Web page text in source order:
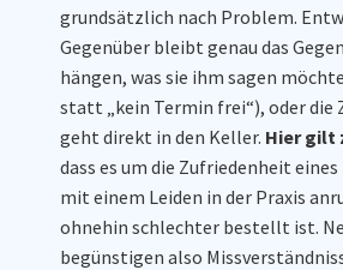
grundsätzlich nach Problem.
Gegenüber bleibt genau das
hängen, was sie ihm sagen
statt „kein Termin frei“), oder die
geht direkt in den Keller. Hier gilt
dass es um die Zufriedenheit
mit einem Leiden in der Praxis
ohnehin schlechter bestellt ist.
begünstigen also